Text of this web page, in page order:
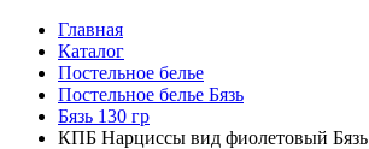
Главная
Каталог
Постельное белье
Постельное белье Бязь
Бязь 130 гр
КПБ Нарциссы вид фиолетовый Бязь